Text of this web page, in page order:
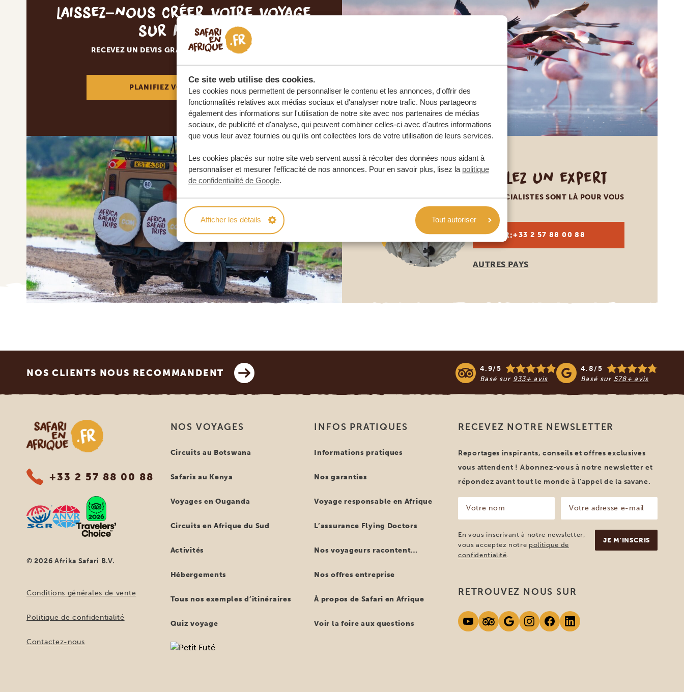
Ce site web utilise des cookies.
Les cookies nous permettent de personnaliser le contenu et les annonces, d'offrir des
fonctionnalités relatives aux médias sociaux et d'analyser notre trafic. Nous partageons
également des informations sur l'utilisation de notre site avec nos partenaires de médias
sociaux, de publicité et d'analyse, qui peuvent combiner celles-ci avec d'autres informations
que vous leur avez fournies ou qu'ils ont collectées lors de votre utilisation de leurs services.
Les cookies placés sur notre site web servent aussi à récolter des données nous aidant à
personnaliser et mesurer l’efficacité de nos annonces. Pour en savoir plus, lisez la politique
de confidentialité de Google.
Afficher les détails Tout autoriser
Laissez-nous créer votre voyage
sur mesure
RECEVEZ UN DEVIS GRATUIT, SANS ENGAGEMENT
PLANIFIEZ VOTRE AVENTURE
Appelez un expert
NOS SPÉCIALISTES SONT LÀ POUR VOUS
FR:+33 2 57 88 00 88
AUTRES PAYS
NOS CLIENTS NOUS RECOMMANDENT 4.9/5
Basé sur 933+ avis
4.8/5
Basé sur 578+ avis
Safari en Afrique
+33 2 57 88 00 88
© 2026 Afrika Safari B.V.
Conditions générales de vente
Politique de confidentialité
Contactez-nous
NOS VOYAGES
Circuits au Botswana
Safaris au Kenya
Voyages en Ouganda
Circuits en Afrique du Sud
Activités
Hébergements
Tous nos exemples d’itinéraires
Quiz voyage
INFOS PRATIQUES
Informations pratiques
Nos garanties
Voyage responsable en Afrique
L’assurance Flying Doctors
Nos voyageurs racontent…
Nos offres entreprise
À propos de Safari en Afrique
Voir la foire aux questions
RECEVEZ NOTRE NEWSLETTER
Reportages inspirants, conseils et offres exclusives
vous attendent ! Abonnez-vous à notre newsletter et
répondez avant tout le monde à l’appel de la savane.
nom
(Nécessaire)
adresse
e-
mail
(Nécessaire)
En vous inscrivant à notre newsletter,
vous acceptez notre politique de
confidentialité.
RETROUVEZ NOUS SUR